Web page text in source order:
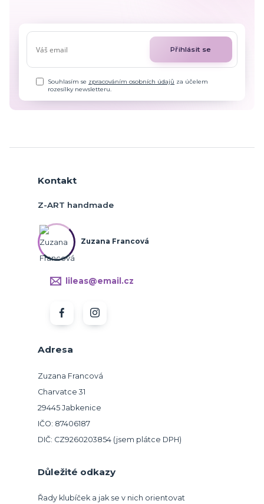
Přihlásit se
Souhlasím se zpracováním osobních údajů za účelem
rozesílky newsletteru.
Adresa
Zuzana Francová
Charvatce 31
29445 Jabkenice
IČO: 87406187
DIČ: CZ9260203854 (jsem plátce DPH)
Důležité odkazy
Řady klubíček a jak se v nich orientovat
Kontakt
Z-ART handmade
Zuzana Francová
lileas@email.cz